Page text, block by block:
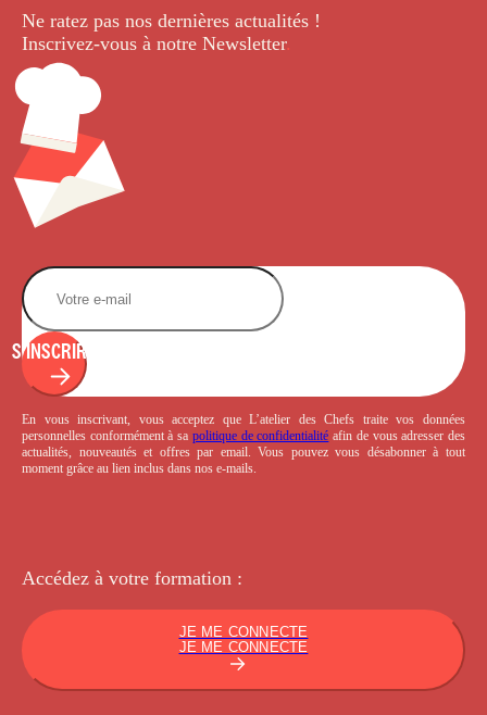
Ne ratez pas nos dernières actualités !
Inscrivez-vous à notre Newsletter.
S'INSCRIRE
En vous inscrivant, vous acceptez que L’atelier des Chefs traite vos données
personnelles conformément à sa politique de confidentialité afin de vous adresser des
actualités, nouveautés et offres par email. Vous pouvez vous désabonner à tout
moment grâce au lien inclus dans nos e-mails.
Accédez à votre formation :
JE ME CONNECTE
JE ME CONNECTE